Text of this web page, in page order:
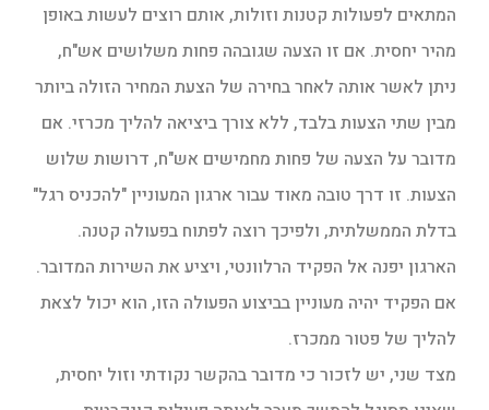
המתאים לפעולות קטנות וזולות, אותם רוצים לעשות באופן
מהיר יחסית. אם זו הצעה שגובהה פחות משלושים אש"ח,
ניתן לאשר אותה לאחר בחירה של הצעת המחיר הזולה ביותר
מבין שתי הצעות בלבד, ללא צורך ביציאה להליך מכרזי. אם
מדובר על הצעה של פחות מחמישים אש"ח, דרושות שלוש
הצעות. זו דרך טובה מאוד עבור ארגון המעוניין "להכניס רגל"
בדלת הממשלתית, ולפיכך רוצה לפתוח בפעולה קטנה.
הארגון יפנה אל הפקיד הרלוונטי, ויציע את השירות המדובר.
אם הפקיד יהיה מעוניין בביצוע הפעולה הזו, הוא יכול לצאת
להליך של פטור ממכרז.
מצד שני, יש לזכור כי מדובר בהקשר נקודתי וזול יחסית,